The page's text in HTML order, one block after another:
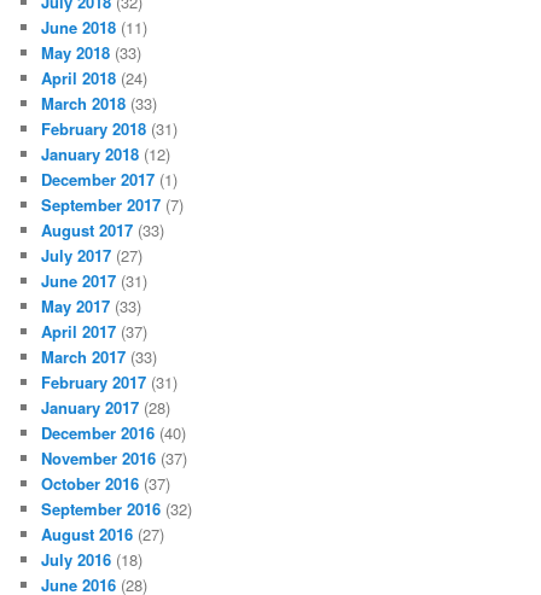
June 2018 (11)
May 2018 (33)
April 2018 (24)
March 2018 (33)
February 2018 (31)
January 2018 (12)
December 2017 (1)
September 2017 (7)
August 2017 (33)
July 2017 (27)
June 2017 (31)
May 2017 (33)
April 2017 (37)
March 2017 (33)
February 2017 (31)
January 2017 (28)
December 2016 (40)
November 2016 (37)
October 2016 (37)
September 2016 (32)
August 2016 (27)
July 2016 (18)
June 2016 (28)